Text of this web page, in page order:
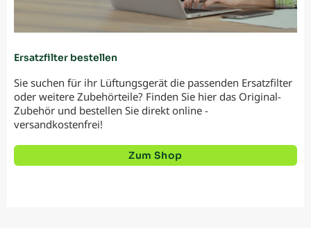
Ersatzfilter bestellen
Sie suchen für ihr Lüftungsgerät die passenden Ersatzfilter
oder weitere Zubehörteile? Finden Sie hier das Original-
Zubehör und bestellen Sie direkt online -
versandkostenfrei!
Zum Shop